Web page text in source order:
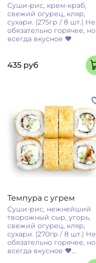
Суши-рис, крем-краб,
свежий огурец, кляр,
сухари. |275гр / 8 шт.| Не
обязательно горячее, но
всегда вкусное ❤
435 руб
Темпура с угрем
Суши-рис, нежнейший
творожный сыр, угорь,
свежий огурец, кляр,
сухари. |270гр / 8 шт.| Не
обязательно горячее, но
всегда вкусное ❤...